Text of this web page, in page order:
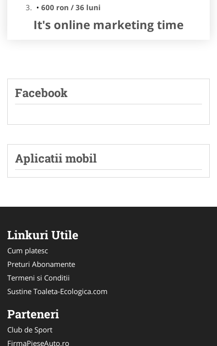
600 ron / 36 luni
It's online marketing time
Facebook
Aplicatii mobil
Linkuri Utile
Cum platesc
Preturi Abonamente
Termeni si Conditii
Sustine Toaleta-Ecologica.com
Parteneri
Club de Sport
FirmaPieseAuto.ro